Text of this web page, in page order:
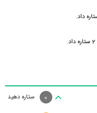
ستاره دهید 0